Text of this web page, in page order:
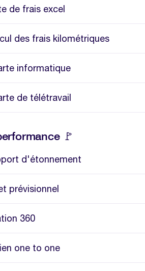
de frais excel
des frais kilométriques
informatique
de télétravail
🚩
d'étonnement
prévisionnel
360
one to one